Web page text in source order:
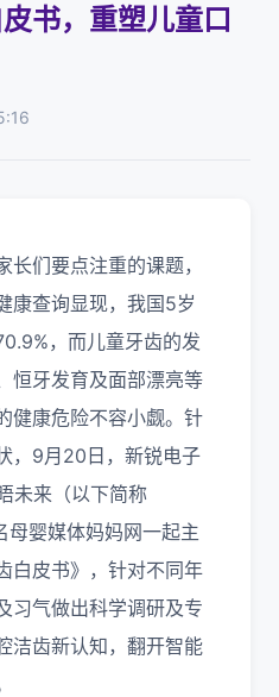
书，重塑儿童口
长们要点注重的课题，
康查询显现，我国5岁
，而儿童牙齿的发
恒牙发育及面部漂亮等
健康危险不容小觑。针
，9月20日，新锐电子
未来（以下简称
母婴媒体妈妈网一起主
白皮书》，针对不同年
习气做出科学调研及专
洁齿新认知，翻开智能